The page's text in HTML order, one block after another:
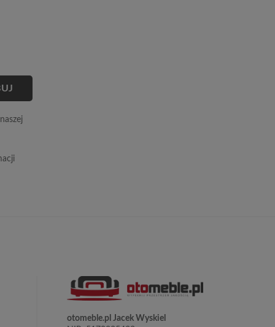
otomeble.pl Jacek Wyskiel